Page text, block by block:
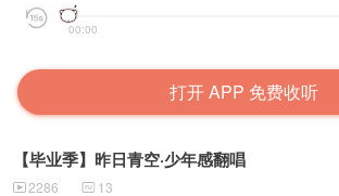
00:00
打开 APP 免费收听
【毕业季】昨日青空·少年感翻唱
2286 13